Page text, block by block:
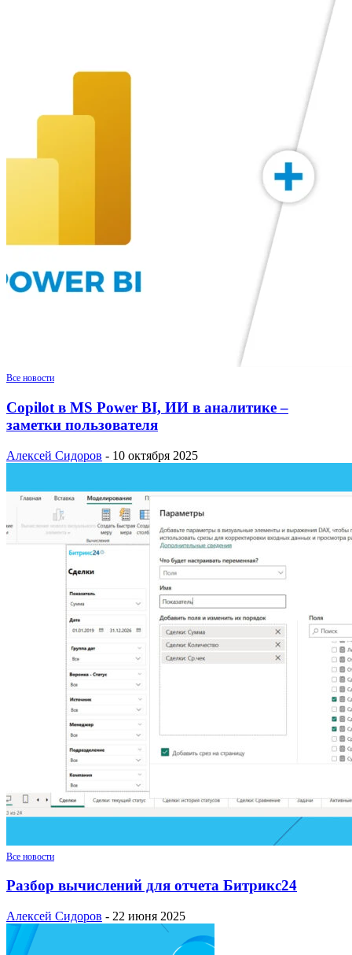
Все новости
Copilot в MS Power BI, ИИ в аналитике –
заметки пользователя
Алексей Сидоров - 10 октября 2025
Все новости
Разбор вычислений для отчета Битрикс24
Алексей Сидоров - 22 июня 2025